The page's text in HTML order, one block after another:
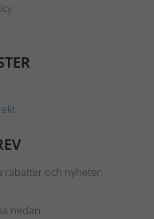
rabatter och nyheter.
nedan.